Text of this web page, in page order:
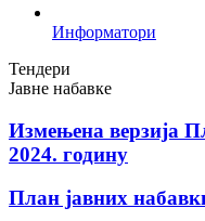
Информатори
Тендери
Јавне набавке
Измењенa верзијa
2024. годину
План јавних